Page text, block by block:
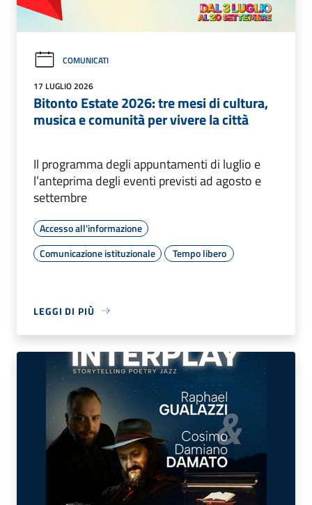
COMUNICATI
17 LUGLIO 2026
Bitonto Estate 2026: tre mesi di cultura,
musica e comunità per vivere la città
Il programma degli appuntamenti di luglio e
l’anteprima degli eventi previsti ad agosto e
settembre
Accesso all'informazione
Comunicazione istituzionale
Tempo libero
LEGGI DI PIÙ